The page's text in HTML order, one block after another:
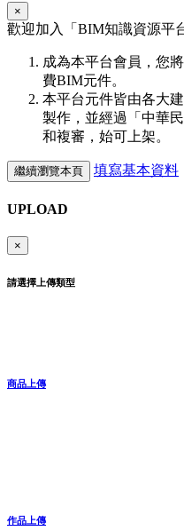
×
歡迎加入「 BIM知識資源平
成為本平台會員，您
費BIM元件。
本平台元件皆由各大
製作，並經過「中華
和複審，始可上架。
繼續瀏覽本頁 填寫基本資料
UPLOAD
×
請選擇上傳類型
商品上傳
作品上傳